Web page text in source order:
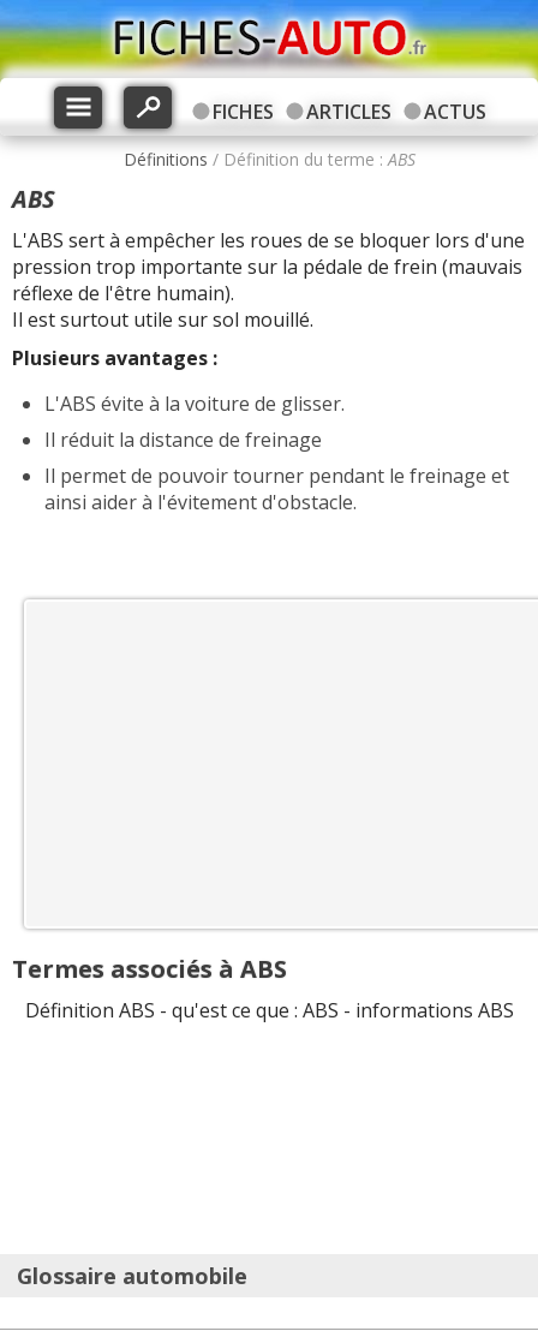
FICHES ARTICLES ACTUS
Définitions / Définition du terme :ABS
ABS
L'ABS sert à empêcher les roues de se bloquer lors d'une
pression trop importante sur la pédale de frein (mauvais
réflexe de l'être humain).
Il est surtout utile sur sol mouillé.
Plusieurs avantages :
L'ABS évite à la voiture de glisser.
Il réduit la distance de freinage
Il permet de pouvoir tourner pendant le freinage et
ainsi aider à l'évitement d'obstacle.
Termes associés à ABS
Définition ABS - qu'est ce que : ABS - informations ABS
Glossaire automobile